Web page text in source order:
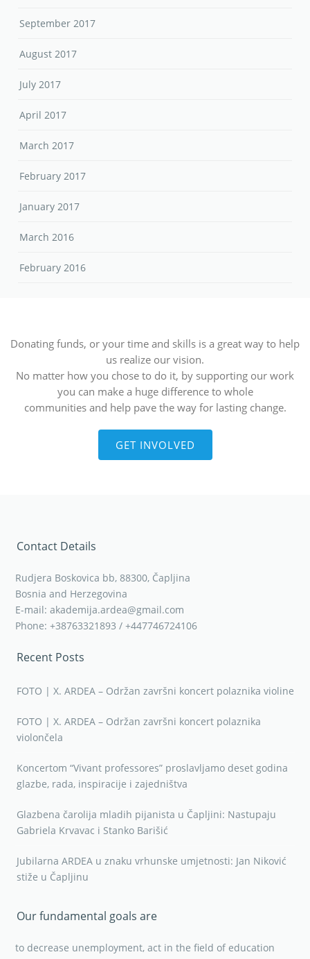
September 2017
August 2017
July 2017
April 2017
March 2017
February 2017
January 2017
March 2016
February 2016
Donating funds, or your time and skills is a great way to help
us realize our vision.
No matter how you chose to do it, by supporting our work
you can make a huge difference to whole
communities and help pave the way for lasting change.
GET INVOLVED
Contact Details
Rudjera Boskovica bb, 88300, Čapljina
Bosnia and Herzegovina
E-mail: akademija.ardea@gmail.com
Phone: +38763321893 / +447746724106
Recent Posts
FOTO | X. ARDEA – Održan završni koncert polaznika violine
FOTO | X. ARDEA – Održan završni koncert polaznika
violončela
Koncertom “Vivant professores” proslavljamo deset godina
glazbe, rada, inspiracije i zajedništva
Glazbena čarolija mladih pijanista u Čapljini: Nastupaju
Gabriela Krvavac i Stanko Barišić
Jubilarna ARDEA u znaku vrhunske umjetnosti: Jan Niković
stiže u Čapljinu
Our fundamental goals are
to decrease unemployment, act in the field of education